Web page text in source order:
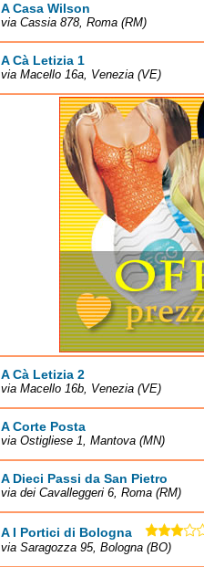
A Casa Wilson
via Cassia 878, Roma (RM)
A Cà Letizia 1
via Macello 16a, Venezia (VE)
A Cà Letizia 2
via Macello 16b, Venezia (VE)
A Corte Posta
via Ostigliese 1, Mantova (MN)
A Dieci Passi da San Pietro
via dei Cavalleggeri 6, Roma (RM)
A I Portici di Bologna
via Saragozza 95, Bologna (BO)